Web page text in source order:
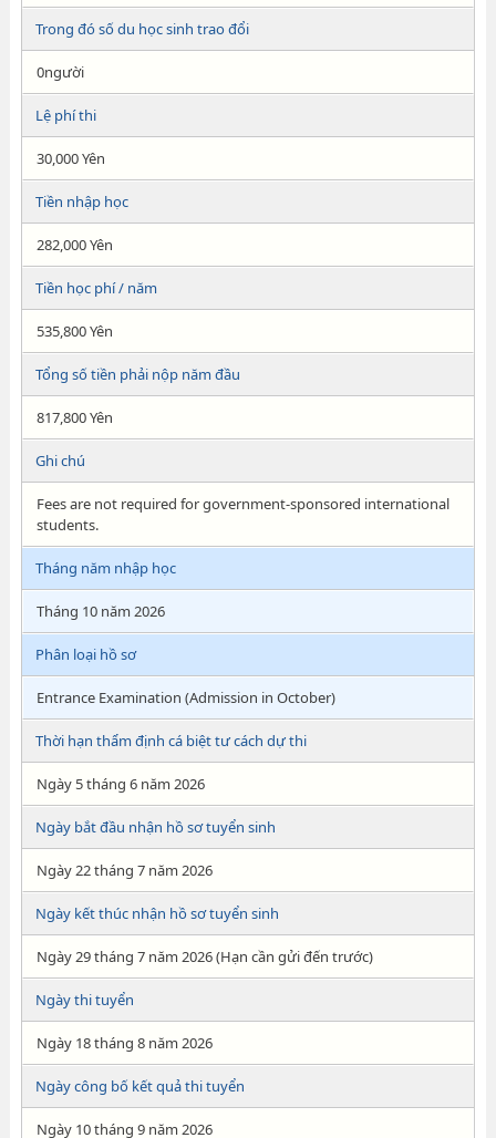
Trong đó số du học sinh trao đổi
0người
Lệ phí thi
30,000 Yên
Tiền nhập học
282,000 Yên
Tiền học phí / năm
535,800 Yên
Tổng số tiền phải nộp năm đầu
817,800 Yên
Ghi chú
Fees are not required for government-sponsored international
students.
Tháng năm nhập học
Tháng 10 năm 2026
Phân loại hồ sơ
Entrance Examination (Admission in October)
Thời hạn thẩm định cá biệt tư cách dự thi
Ngày 5 tháng 6 năm 2026
Ngày bắt đầu nhận hồ sơ tuyển sinh
Ngày 22 tháng 7 năm 2026
Ngày kết thúc nhận hồ sơ tuyển sinh
Ngày 29 tháng 7 năm 2026 (Hạn cần gửi đến trước)
Ngày thi tuyển
Ngày 18 tháng 8 năm 2026
Ngày công bố kết quả thi tuyển
Ngày 10 tháng 9 năm 2026